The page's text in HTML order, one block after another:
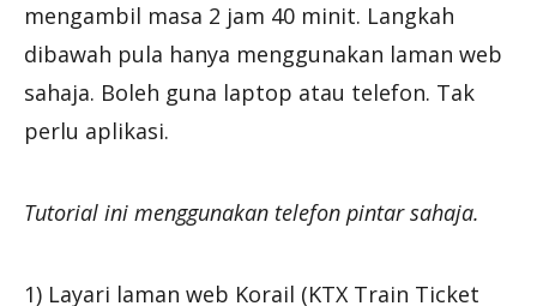
mengambil masa 2 jam 40 minit. Langkah
dibawah pula hanya menggunakan laman web
sahaja. Boleh guna laptop atau telefon. Tak
perlu aplikasi.
Tutorial ini menggunakan telefon pintar sahaja.
1) Layari laman web Korail (KTX Train Ticket